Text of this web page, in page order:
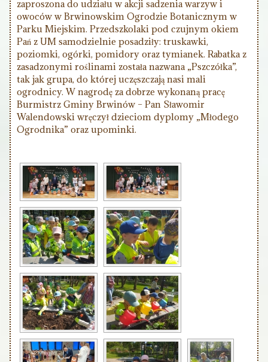
zaproszona do udziału w akcji sadzenia warzyw i
owoców w Brwinowskim Ogrodzie Botanicznym w
Parku Miejskim. Przedszkolaki pod czujnym okiem
Pań z UM samodzielnie posadziły: truskawki,
poziomki, ogórki, pomidory oraz tymianek. Rabatka z
zasadzonymi roślinami została nazwana „Pszczółka”,
tak jak grupa, do której uczęszczają nasi mali
ogrodnicy. W nagrodę za dobrze wykonaną pracę
Burmistrz Gminy Brwinów – Pan Sławomir
Walendowski wręczył dzieciom dyplomy „Młodego
Ogrodnika” oraz upominki.